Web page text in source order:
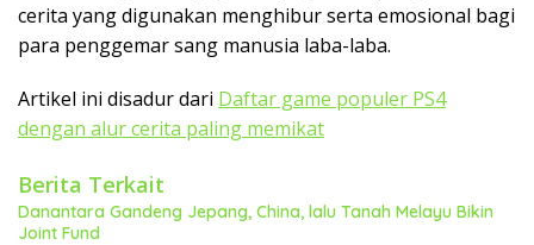
cerita yang digunakan menghibur serta emosional bagi
para penggemar sang manusia laba-laba.
Artikel ini disadur dari Daftar game populer PS4
dengan alur cerita paling memikat
Berita Terkait
Danantara Gandeng Jepang, China, lalu Tanah Melayu Bikin
Joint Fund